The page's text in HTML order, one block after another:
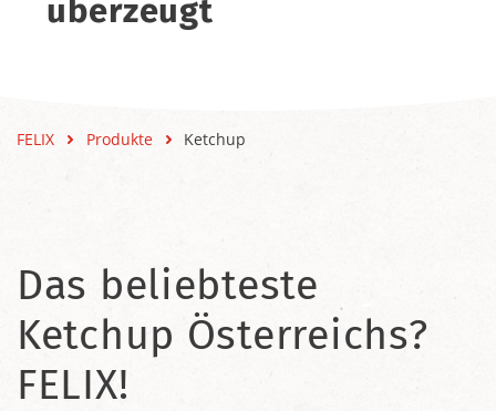
überzeugt
FELIX Produkte Ketchup
Das beliebteste
Ketchup Österreichs?
FELIX!